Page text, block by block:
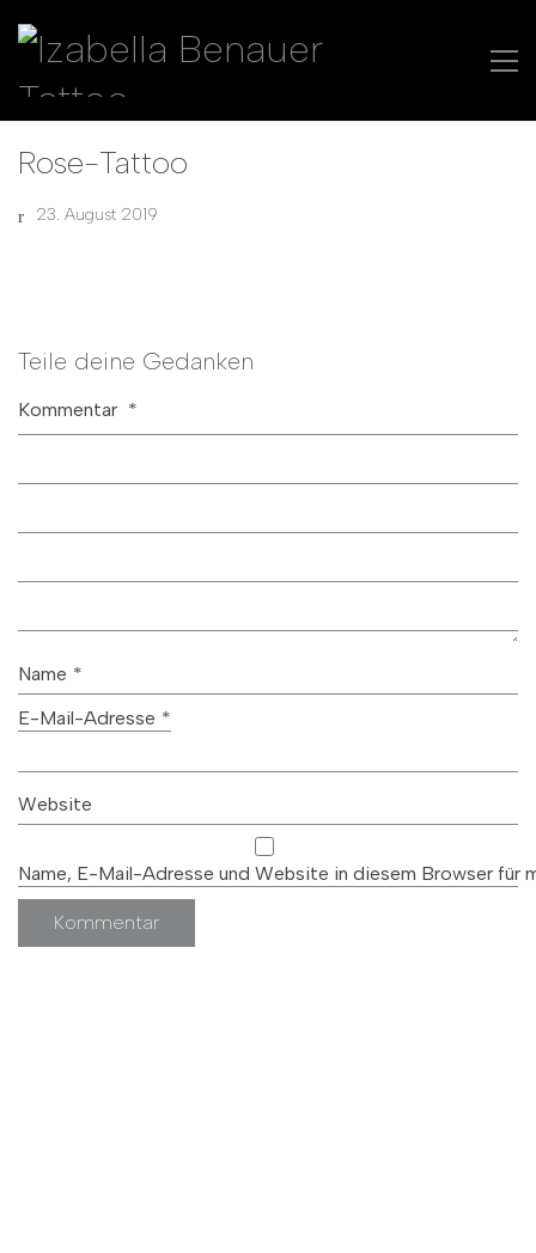
Rose-Tattoo
23. August 2019
Teile deine Gedanken
Kommentar *
Name *
E-Mail-Adresse *
Website
Name, E-Mail-Adresse und Website in diesem Browser für